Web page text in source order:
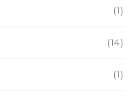
(1)
(14)
(1)